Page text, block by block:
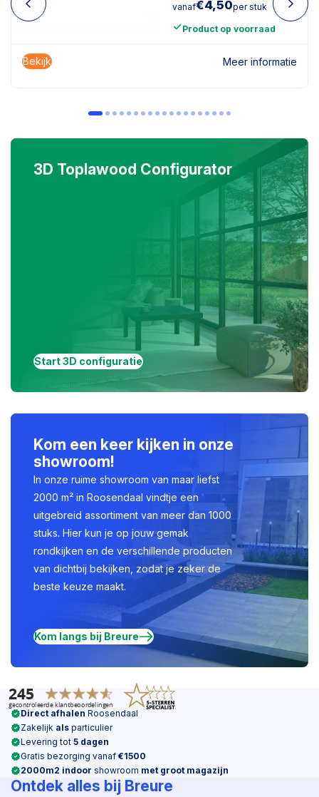
vanaf€4,50per stuk
Product op voorraad
Bekijk Meer informatie
3D Toplawood Configurator
Start 3D configuratie
Kom een keer kijken in onze
showroom!
In onze ruime showroom van maar liefst
2000 m² in Roosendaal vindtje een
uitgebreid assortiment van meer dan 1000
stuks. Hier kun je op jouw gemak
rondkijken en de verschillende producten
van dichtbij bekijken, zodat je zeker de
beste keuze maakt.
Kom langs bij Breure
Direct afhalen Roosendaal
Zakelijk als particulier
Levering tot 5 dagen
Gratis bezorging vanaf €1500
2000m2 indoor showroom met groot magazijn
Ontdek alles bij Breure